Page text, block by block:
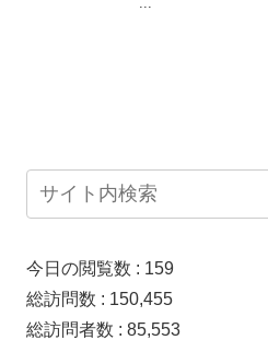
今日の閲覧数 : 159
総訪問数 : 150,455
総訪問者数 : 85,553